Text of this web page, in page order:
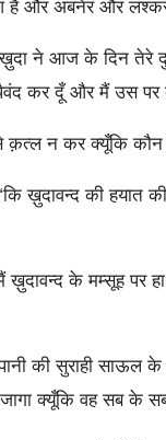
है और अबनेर और
ने आज के दिन तेरे
कर दूँ और मैं उस पर
न कर क्यूँकि कौन
ख़ुदावन्द की हयात
के मम्सूह पर
की सुराही साऊल
क्यूँकि वह सब के